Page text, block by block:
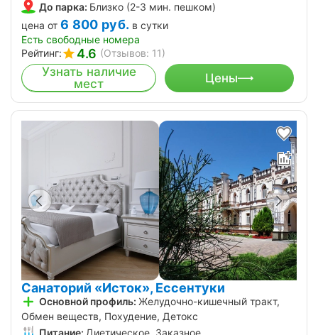
До парка: Близко (2-3 мин. пешком)
цена от 6 800 руб. в сутки
Есть свободные номера
Рейтинг:
4.6 (Отзывов: 11)
Узнать наличие
мест
Цены
Санаторий «Исток», Ессентуки
Основной профиль: Желудочно-кишечный тракт,
Обмен веществ, Похудение, Детокс
Питание: Диетическое, Заказное